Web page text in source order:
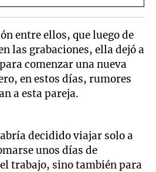
entre ellos, que luego de
las grabaciones, ella dejó a
comenzar una nueva
en estos días, rumores
a esta pareja.
decidido viajar solo a
unos días de
trabajo, sino también para